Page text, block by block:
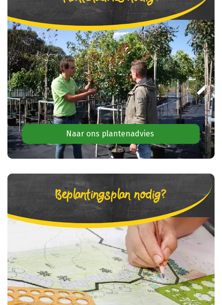
Naar ons plantenadvies
Beplantingsplan nodig?